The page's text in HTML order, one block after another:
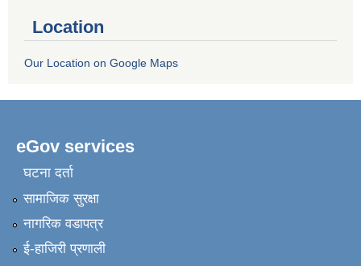
Location
Our Location on Google Maps
eGov services
घटना दर्ता
सामाजिक सुरक्षा
नागरिक वडापत्र
ई-हाजिरी प्रणाली